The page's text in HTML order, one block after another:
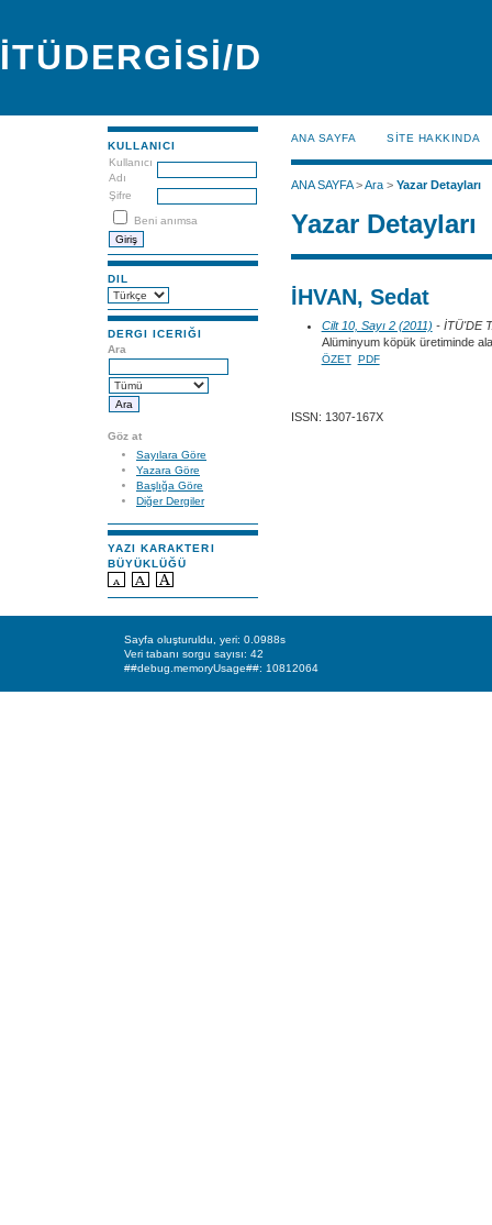
İTÜDERGİSİ/D
KULLANICI
Kullanıcı
Adı
Şifre
Beni anımsa
DIL
DERGI ICERIĞI
Ara
Göz at
Sayılara Göre
Yazara Göre
Başlığa Göre
Diğer Dergiler
YAZI KARAKTERI
BÜYÜKLÜĞÜ
ANA SAYFA SİTE HAKKINDA
ANA SAYFA>Ara> Yazar Detayları
Yazar Detayları
İHVAN, Sedat
Cilt 10, Sayı 2 (2011) - İTÜ'DE
Alüminyum köpük üretiminde
ÖZET PDF
ISSN: 1307-167X
Sayfa oluşturuldu, yeri: 0.0988s
Veri tabanı sorgu sayısı: 42
##debug.memoryUsage##: 10812064